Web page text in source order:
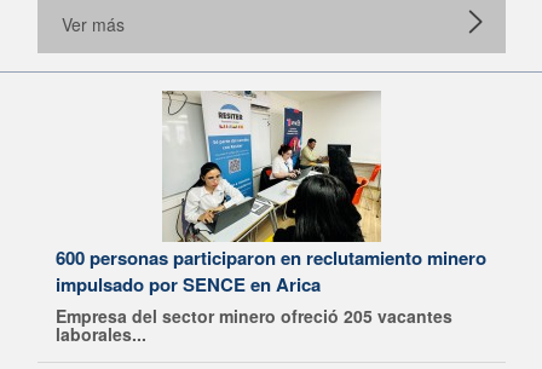
Ver más
600 personas participaron en reclutamiento minero
impulsado por SENCE en Arica
Empresa del sector minero ofreció 205 vacantes
laborales...